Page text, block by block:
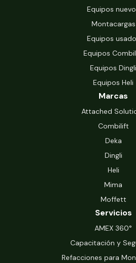
Equipos
Montacargas
Equipos
Equipos
Equipos Dingli
Equipos Heli
Marcas
Attached
Combilift
Deka
Dingli
Heli
Mima
Moffett
Servicios
‍AMEX 360°
Capacitación y
Refacciones para